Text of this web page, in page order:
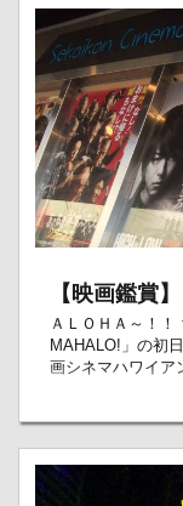
【映画鑑賞
ＡＬＯＨＡ～！
MAHALO!」の初
画シネマハワイ